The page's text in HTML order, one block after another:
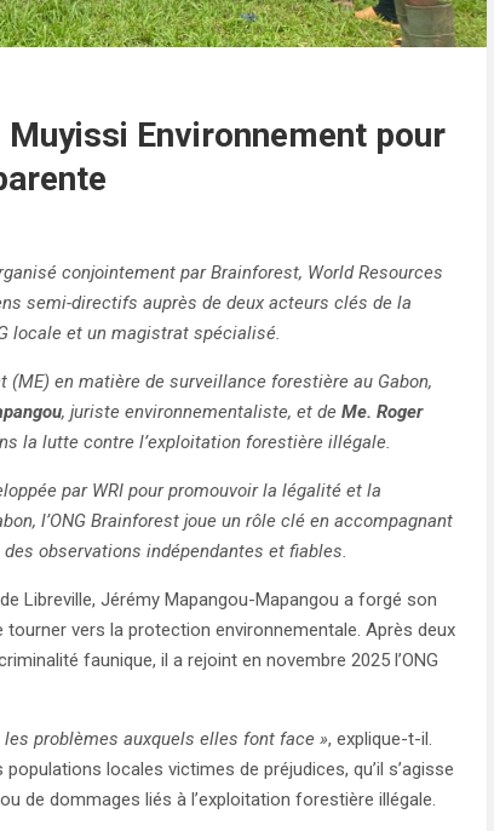
Muyissi Environnement pour
conjointement par Brainforest, World Resources
semi-directifs auprès de deux acteurs clés de la
locale et un magistrat spécialisé.
(ME) en matière de surveillance forestière au Gabon,
, juriste environnementaliste, et de Me. Roger
la lutte contre l’exploitation forestière illégale.
par WRI pour promouvoir la légalité et la
l’ONG Brainforest joue un rôle clé en accompagnant
observations indépendantes et fiables.
Libreville, Jérémy Mapangou-Mapangou a forgé son
vers la protection environnementale. Après deux
faunique, il a rejoint en novembre 2025 l’ONG
problèmes auxquels elles font face », explique-t-il.
locales victimes de préjudices, qu’il s’agisse
de dommages liés à l’exploitation forestière illégale.